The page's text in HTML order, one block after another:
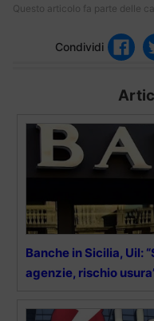
Questo articolo fa parte delle
Condividi
Banche in Sicilia, Uil:
agenzie, rischio